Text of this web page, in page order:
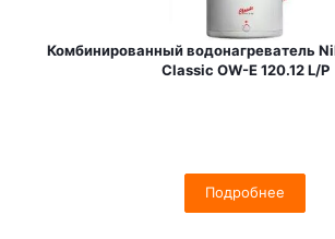
Комбинированный водонагреватель
Classic OW-E 120.12 L/P
Подробнее